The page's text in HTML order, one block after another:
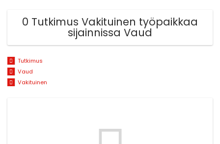
0 Tutkimus Vakituinen työpaikkaa
sijainnissa Vaud
Tutkimus
Vaud
Vakituinen